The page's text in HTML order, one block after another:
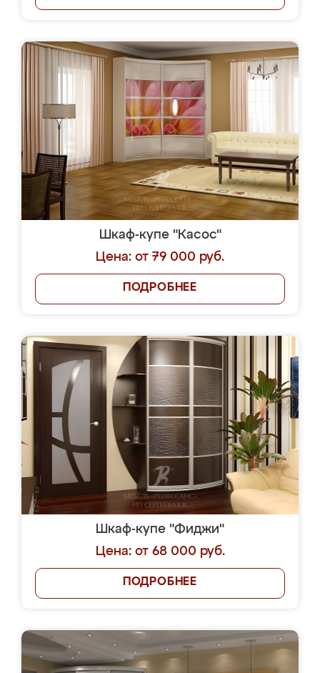
Шкаф-купе "Касос"
Цена: от 79 000 руб.
ПОДРОБНЕЕ
Шкаф-купе "Фиджи"
Цена: от 68 000 руб.
ПОДРОБНЕЕ